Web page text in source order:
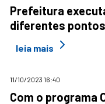
Prefeitura
diferentes
leia mais
11/10/2023 16:40
Com o programa